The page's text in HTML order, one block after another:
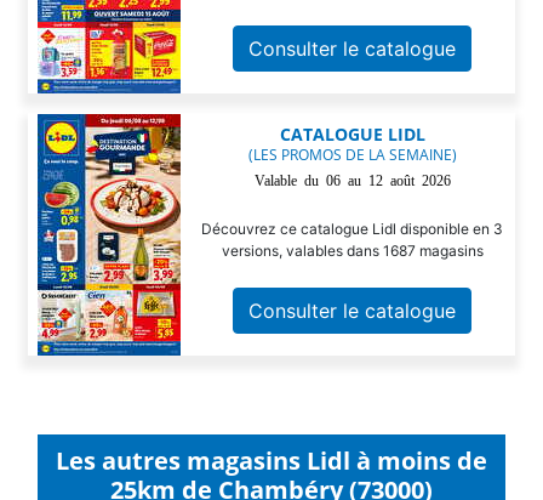
Consulter le catalogue
CATALOGUE LIDL
(LES PROMOS DE LA SEMAINE)
Valable du 06 au 12 août 2026
Découvrez ce catalogue Lidl disponible en 3
versions, valables dans 1687 magasins
Consulter le catalogue
Les autres magasins Lidl à moins de
25km de Chambéry (73000)